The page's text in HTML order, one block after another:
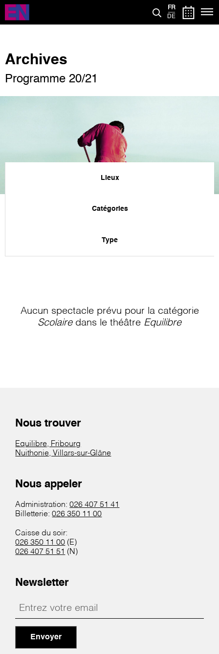
Aller
contenu
FR
DE
Archives
Programme 20/21
Lieux
Catégories
Type
Aucun spectacle prévu pour la catégorie
Scolairedans le théâtre Equilibre
Nous trouver
Equilibre, Fribourg
Nuithonie, Villars-sur-Glâne
Nous appeler
Administration:026 407 51 41
Billetterie:026 350 11 00
Caisse du soir:
026 350 11 00 (E)
026 407 51 51 (N)
Newsletter
Envoyer